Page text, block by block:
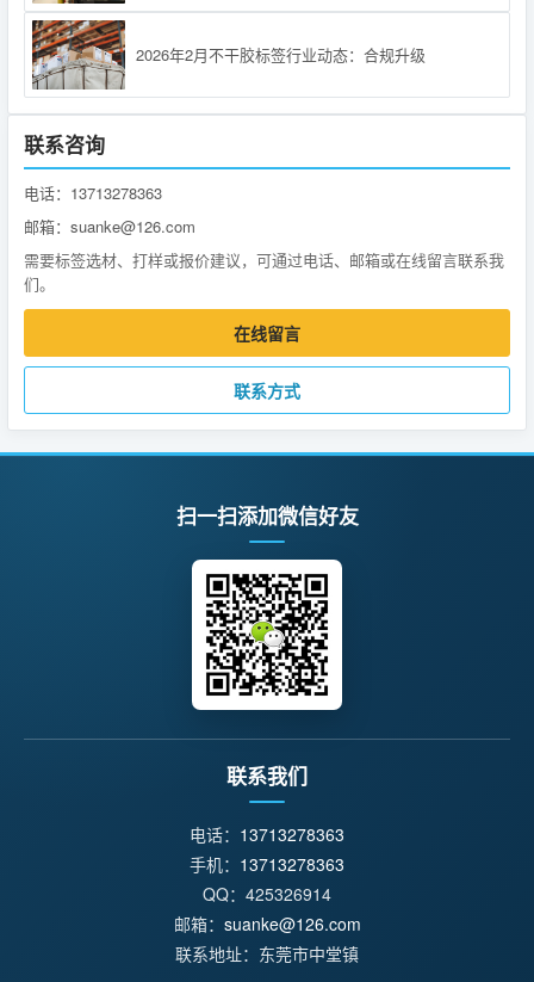
2026年2月不干胶标签行业动态：合规升级
联系咨询
电话：13713278363
邮箱：suanke@126.com
需要标签选材、打样或报价建议，可通过电话、邮箱或在线留言联系我
们。
在线留言
联系方式
扫一扫添加微信好友
联系我们
电话： 13713278363
手机： 13713278363
QQ：425326914
邮箱： suanke@126.com
联系地址：东莞市中堂镇